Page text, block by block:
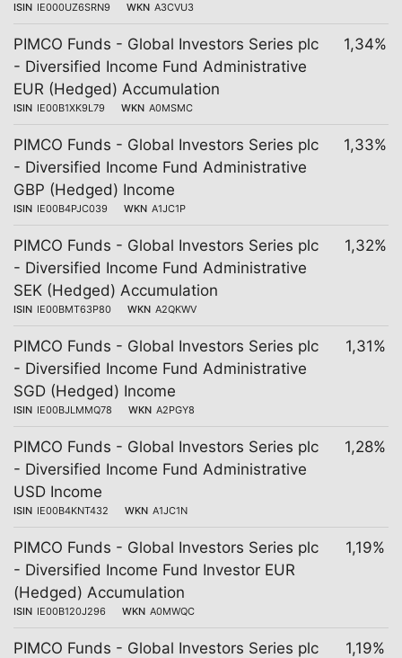
ISIN IE000UZ6SRN9 WKN A3CVU3
PIMCO Funds - Global Investors Series plc
- Diversified Income Fund Administrative
EUR (Hedged) Accumulation
ISIN IE00B1XK9L79 WKN A0MSMC
1,34%
PIMCO Funds - Global Investors Series plc
- Diversified Income Fund Administrative
GBP (Hedged) Income
ISIN IE00B4PJC039 WKN A1JC1P
1,33%
PIMCO Funds - Global Investors Series plc
- Diversified Income Fund Administrative
SEK (Hedged) Accumulation
ISIN IE00BMT63P80 WKN A2QKWV
1,32%
PIMCO Funds - Global Investors Series plc
- Diversified Income Fund Administrative
SGD (Hedged) Income
ISIN IE00BJLMMQ78 WKN A2PGY8
1,31%
PIMCO Funds - Global Investors Series plc
- Diversified Income Fund Administrative
USD Income
ISIN IE00B4KNT432 WKN A1JC1N
1,28%
PIMCO Funds - Global Investors Series plc
- Diversified Income Fund Investor EUR
(Hedged) Accumulation
ISIN IE00B120J296 WKN A0MWQC
1,19%
PIMCO Funds - Global Investors Series plc
1,19%